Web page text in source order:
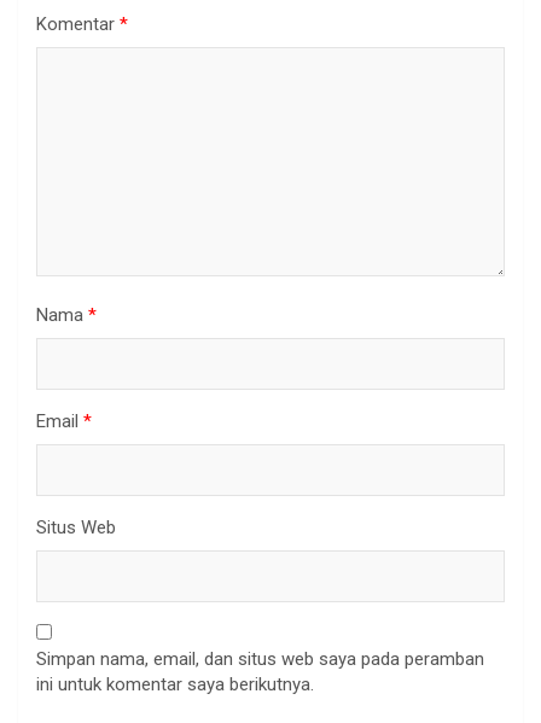
Komentar *
Nama *
Email *
Situs Web
Simpan nama, email, dan situs web saya pada peramban
ini untuk komentar saya berikutnya.